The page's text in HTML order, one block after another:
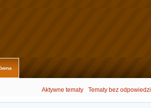
Aktywne tematy Tematy bez odpowiedzi